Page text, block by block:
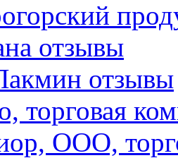
отзывы
отзывы
торговая
ООО,